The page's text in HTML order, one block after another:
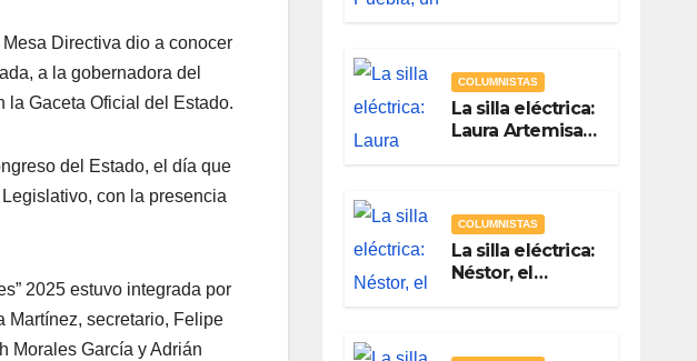
Directiva dio a conocer
a la gobernadora del
la Gaceta Oficial del Estado.
del Estado, el día que
con la presencia
2025 estuvo integrada por
Martínez, secretario, Felipe
Morales García y Adrián
COLUMNISTAS
La silla eléctrica:
Laura Artemisa
Ladrón de
Guevara
COLUMNISTAS
La silla eléctrica:
Néstor, el